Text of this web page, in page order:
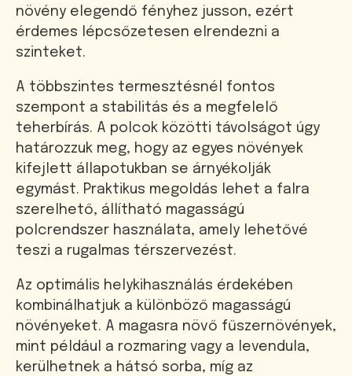
növény elegendő fényhez jusson, ezért
érdemes lépcsőzetesen elrendezni a
szinteket.
A többszintes termesztésnél fontos
szempont a stabilitás és a megfelelő
teherbírás. A polcok közötti távolságot úgy
határozzuk meg, hogy az egyes növények
kifejlett állapotukban se árnyékolják
egymást. Praktikus megoldás lehet a falra
szerelhető, állítható magasságú
polcrendszer használata, amely lehetővé
teszi a rugalmas térszervezést.
Az optimális helykihasználás érdekében
kombinálhatjuk a különböző magasságú
növényeket. A magasra növő fűszernövények,
mint például a rozmaring vagy a levendula,
kerülhetnek a hátsó sorba, míg az